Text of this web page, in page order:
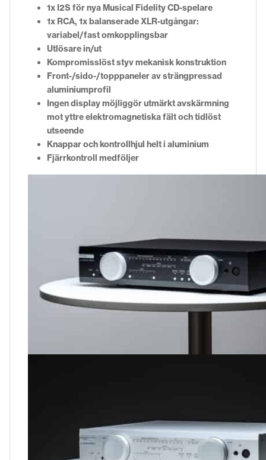
1x I2S för nya Musical Fidelity CD-spelare
1x RCA, 1x balanserade XLR-utgångar:
variabel/fast omkopplingsbar
Utlösare in/ut
Kompromisslöst styv mekanisk konstruktion
Front-/sido-/topppaneler av strängpressad
aluminiumprofil
Ingen display möjliggör utmärkt avskärmning
mot yttre elektromagnetiska fält och tidlöst
utseende
Knappar och kontrollhjul helt i aluminium
Fjärrkontroll medföljer